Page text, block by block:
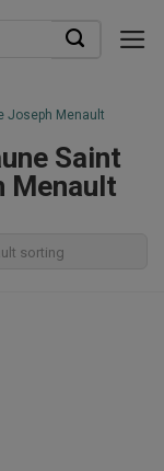
Joseph Menault
Saint
Menault